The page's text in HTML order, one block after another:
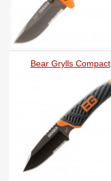
Bear Grylls Compact